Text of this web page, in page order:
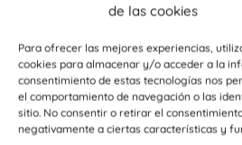
de las cookies
Para ofrecer las mejores experiencias,
cookies para almacenar y/o acceder a la
consentimiento de estas tecnologías nos
el comportamiento de navegación o las
sitio. No consentir o retirar el
negativamente a ciertas características y
Chapas
múltiples
Las
se
pueden